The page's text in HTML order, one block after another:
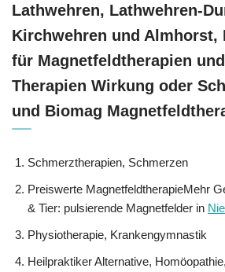
Lathwehren, Lathwehren-
Kirchwehren und Almhorst,
für Magnetfeldtherapien
Therapien Wirkung oder
und Biomag
Schmerztherapien, Schmerzen
Preiswerte MagnetfeldtherapieMehr
& Tier: pulsierende Magnetfelder in
Physiotherapie, Krankengymnastik
Heilpraktiker Alternative,